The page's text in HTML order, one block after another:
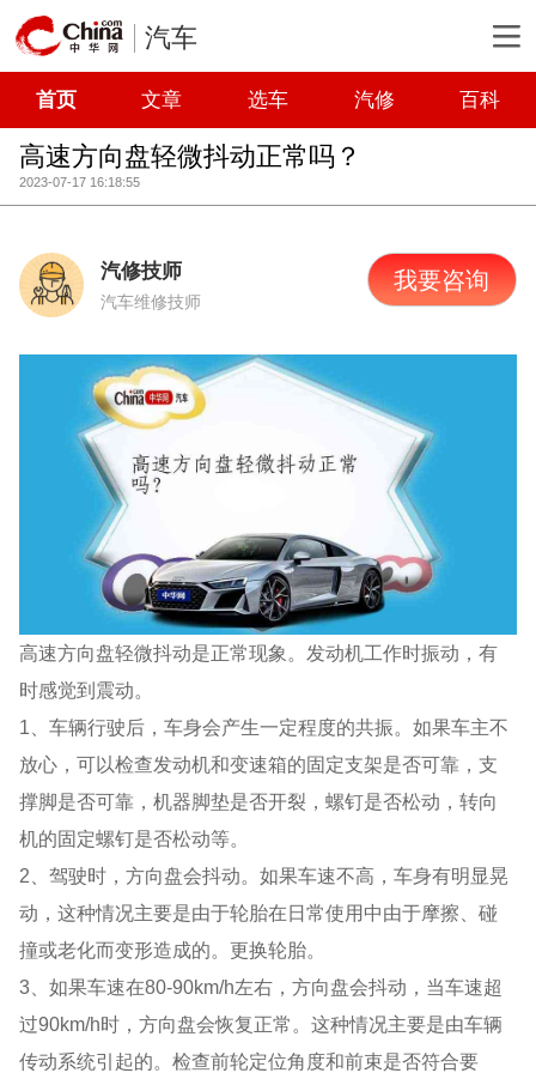
汽车
首页 文章 选车 汽修 百科
高速方向盘轻微抖动正常吗？
2023-07-17 16:18:55
汽修技师
汽车维修技师
我要咨询
高速方向盘轻微抖动是正常现象。发动机工作时振动，有
时感觉到震动。
1、车辆行驶后，车身会产生一定程度的共振。如果车主不
放心，可以检查发动机和变速箱的固定支架是否可靠，支
撑脚是否可靠，机器脚垫是否开裂，螺钉是否松动，转向
机的固定螺钉是否松动等。
2、驾驶时，方向盘会抖动。如果车速不高，车身有明显晃
动，这种情况主要是由于轮胎在日常使用中由于摩擦、碰
撞或老化而变形造成的。更换轮胎。
3、如果车速在80-90km/h左右，方向盘会抖动，当车速超
过90km/h时，方向盘会恢复正常。这种情况主要是由车辆
传动系统引起的。检查前轮定位角度和前束是否符合要